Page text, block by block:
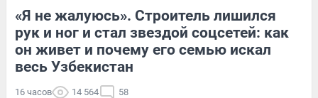
«Я не жалуюсь». Строитель лишился
рук и ног и стал звездой соцсетей: как
он живет и почему его семью искал
весь Узбекистан
16 часов 14 564 58